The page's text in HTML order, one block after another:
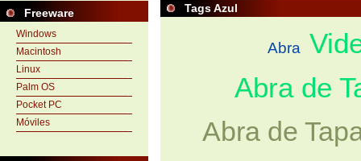
Freeware
Windows
Macintosh
Linux
Palm OS
Pocket PC
Móviles
Tags Azul
Abra
Abra de
Abra de